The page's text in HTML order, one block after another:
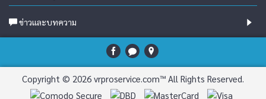
ข่าวและบทความ
Copyright © 2026 vrproservice.com™ All Rights Reserved.